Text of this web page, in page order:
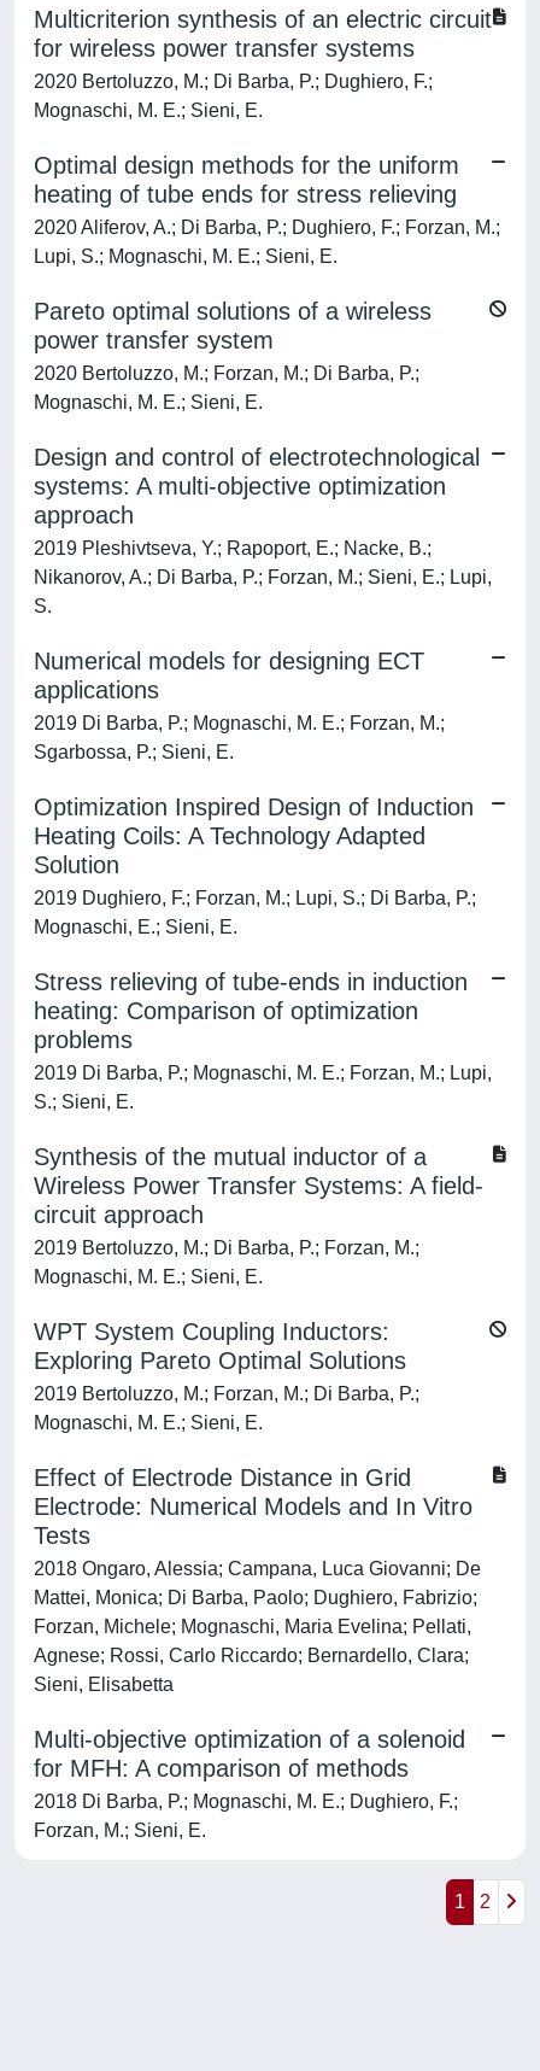
Multicriterion synthesis of an electric circuit
for wireless power transfer systems
2020 Bertoluzzo, M.; Di Barba, P.; Dughiero, F.;
Mognaschi, M. E.; Sieni, E.
Optimal design methods for the uniform
heating of tube ends for stress relieving
2020 Aliferov, A.; Di Barba, P.; Dughiero, F.; Forzan, M.;
Lupi, S.; Mognaschi, M. E.; Sieni, E.
Pareto optimal solutions of a wireless
power transfer system
2020 Bertoluzzo, M.; Forzan, M.; Di Barba, P.;
Mognaschi, M. E.; Sieni, E.
Design and control of electrotechnological
systems: A multi-objective optimization
approach
2019 Pleshivtseva, Y.; Rapoport, E.; Nacke, B.;
Nikanorov, A.; Di Barba, P.; Forzan, M.; Sieni, E.; Lupi,
S.
Numerical models for designing ECT
applications
2019 Di Barba, P.; Mognaschi, M. E.; Forzan, M.;
Sgarbossa, P.; Sieni, E.
Optimization Inspired Design of Induction
Heating Coils: A Technology Adapted
Solution
2019 Dughiero, F.; Forzan, M.; Lupi, S.; Di Barba, P.;
Mognaschi, E.; Sieni, E.
Stress relieving of tube-ends in induction
heating: Comparison of optimization
problems
2019 Di Barba, P.; Mognaschi, M. E.; Forzan, M.; Lupi,
S.; Sieni, E.
Synthesis of the mutual inductor of a
Wireless Power Transfer Systems: A field-
circuit approach
2019 Bertoluzzo, M.; Di Barba, P.; Forzan, M.;
Mognaschi, M. E.; Sieni, E.
WPT System Coupling Inductors:
Exploring Pareto Optimal Solutions
2019 Bertoluzzo, M.; Forzan, M.; Di Barba, P.;
Mognaschi, M. E.; Sieni, E.
Effect of Electrode Distance in Grid
Electrode: Numerical Models and In Vitro
Tests
2018 Ongaro, Alessia; Campana, Luca Giovanni; De
Mattei, Monica; Di Barba, Paolo; Dughiero, Fabrizio;
Forzan, Michele; Mognaschi, Maria Evelina; Pellati,
Agnese; Rossi, Carlo Riccardo; Bernardello, Clara;
Sieni, Elisabetta
Multi-objective optimization of a solenoid
for MFH: A comparison of methods
2018 Di Barba, P.; Mognaschi, M. E.; Dughiero, F.;
Forzan, M.; Sieni, E.
1 2